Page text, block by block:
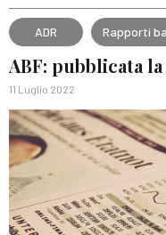
ADR Rapporti
ABF: pubblicata
11 Luglio 2022